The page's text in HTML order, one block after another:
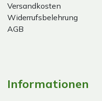
Versandkosten
Widerrufsbelehrung
AGB
Informationen